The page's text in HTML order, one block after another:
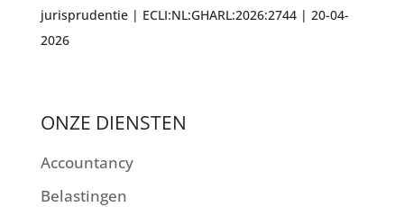
jurisprudentie | ECLI:NL:GHARL:2026:2744 | 20-04-
2026
ONZE DIENSTEN
Accountancy
Belastingen